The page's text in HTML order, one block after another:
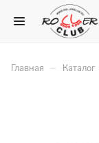
Главная – Каталог